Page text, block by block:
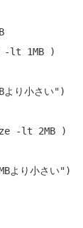
lt 1MB )
り小さい")
-lt 2MB )
より小さい")